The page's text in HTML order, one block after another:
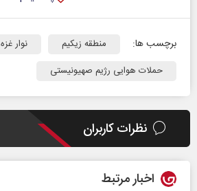
برچسب ها: منطقه زیکیم
نوار غزه
حملات هوایی رژیم صهیونیستی
نظرات کاربران
اخبار مرتبط